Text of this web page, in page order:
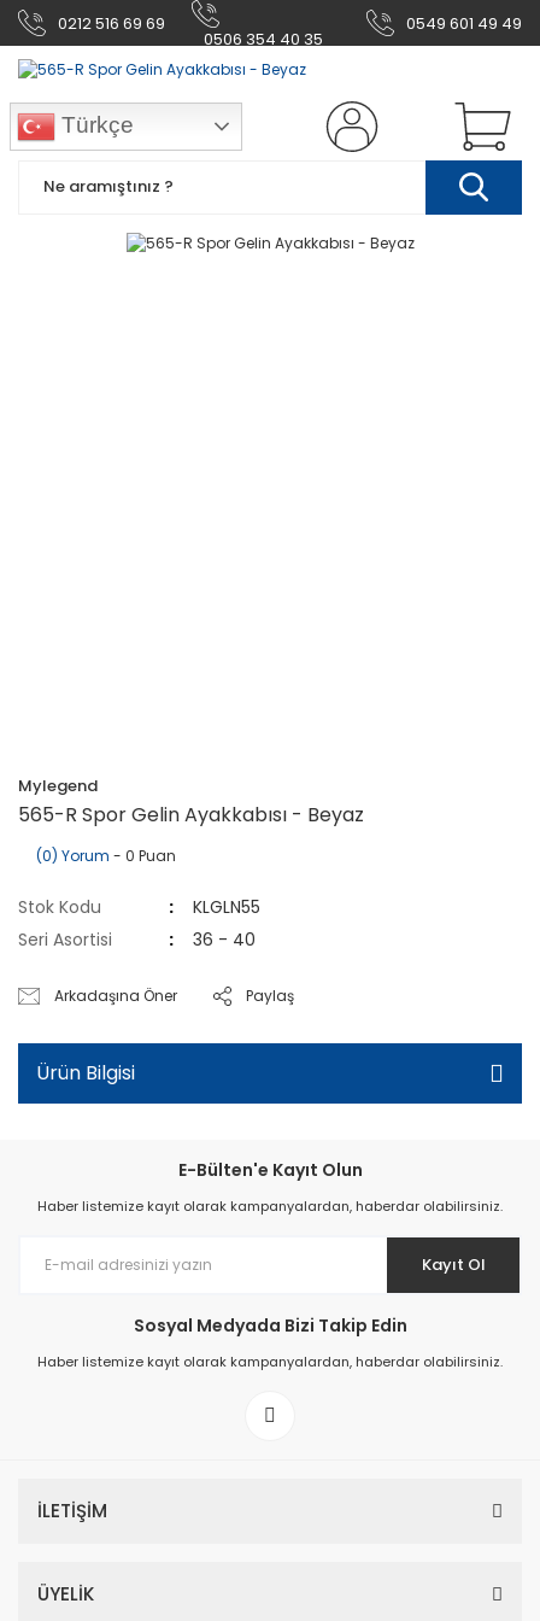
0212 516 69 69
0506 354 40 35
0549 601 49 49
Türkçe
Mylegend
565-R Spor Gelin Ayakkabısı - Beyaz
(0) Yorum - 0 Puan
Stok Kodu
KLGLN55
Seri Asortisi
36 - 40
Arkadaşına Öner Paylaş
Ürün Bilgisi
E-Bülten'e Kayıt Olun
Haber listemize kayıt olarak kampanyalardan, haberdar olabilirsiniz.
Kayıt Ol
Sosyal Medyada Bizi Takip Edin
Haber listemize kayıt olarak kampanyalardan, haberdar olabilirsiniz.
İLETİŞİM
ÜYELİK